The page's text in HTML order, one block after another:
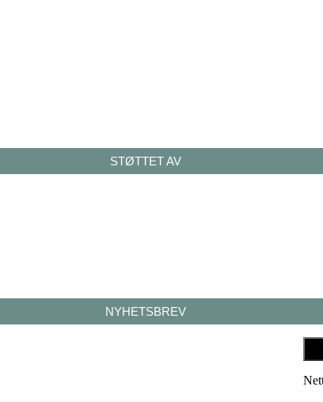
STØTTET AV
NYHETSBREV